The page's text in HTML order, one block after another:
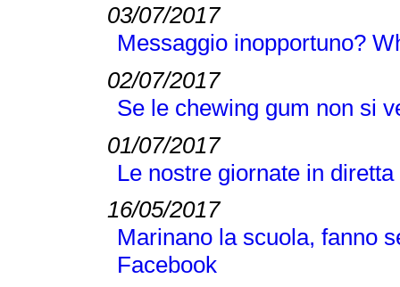
03/07/2017
Messaggio inopportuno?
02/07/2017
Se le chewing gum non si
01/07/2017
Le nostre giornate in
16/05/2017
Marinano la scuola, fanno
Facebook